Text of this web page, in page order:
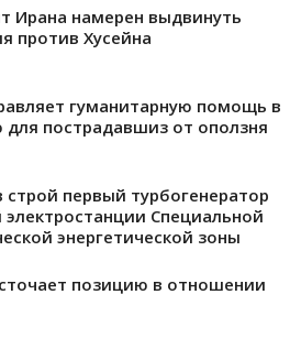
Ирана намерен выдвинуть
против Хусейна
гуманитарную помощь в
для пострадавшиз от оползня
строй первый турбогенератор
электростанции Специальной
энергетической зоны
позицию в отношении